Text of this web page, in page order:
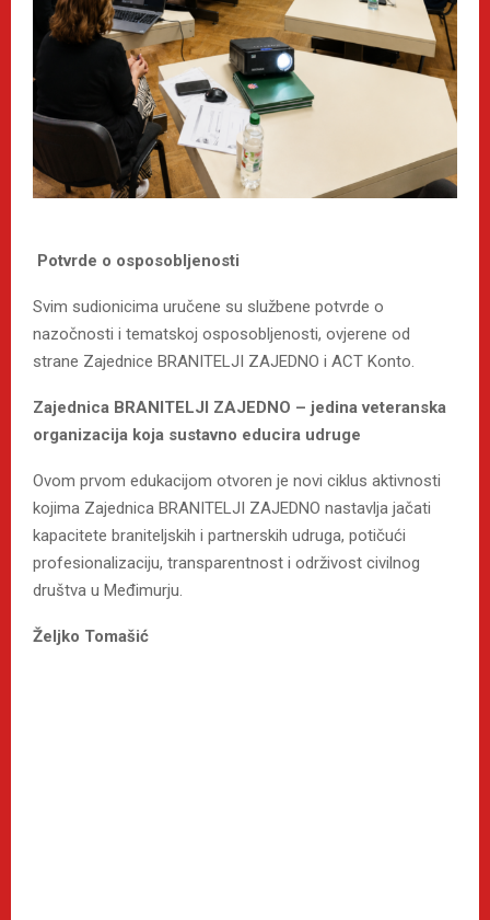
Potvrde o osposobljenosti
Svim sudionicima uručene su službene potvrde o
nazočnosti i tematskoj osposobljenosti, ovjerene od
strane Zajednice BRANITELJI ZAJEDNO i ACT Konto.
Zajednica BRANITELJI ZAJEDNO – jedina veteranska
organizacija koja sustavno educira udruge
Ovom prvom edukacijom otvoren je novi ciklus aktivnosti
kojima Zajednica BRANITELJI ZAJEDNO nastavlja jačati
kapacitete braniteljskih i partnerskih udruga, potičući
profesionalizaciju, transparentnost i održivost civilnog
društva u Međimurju.
Željko Tomašić